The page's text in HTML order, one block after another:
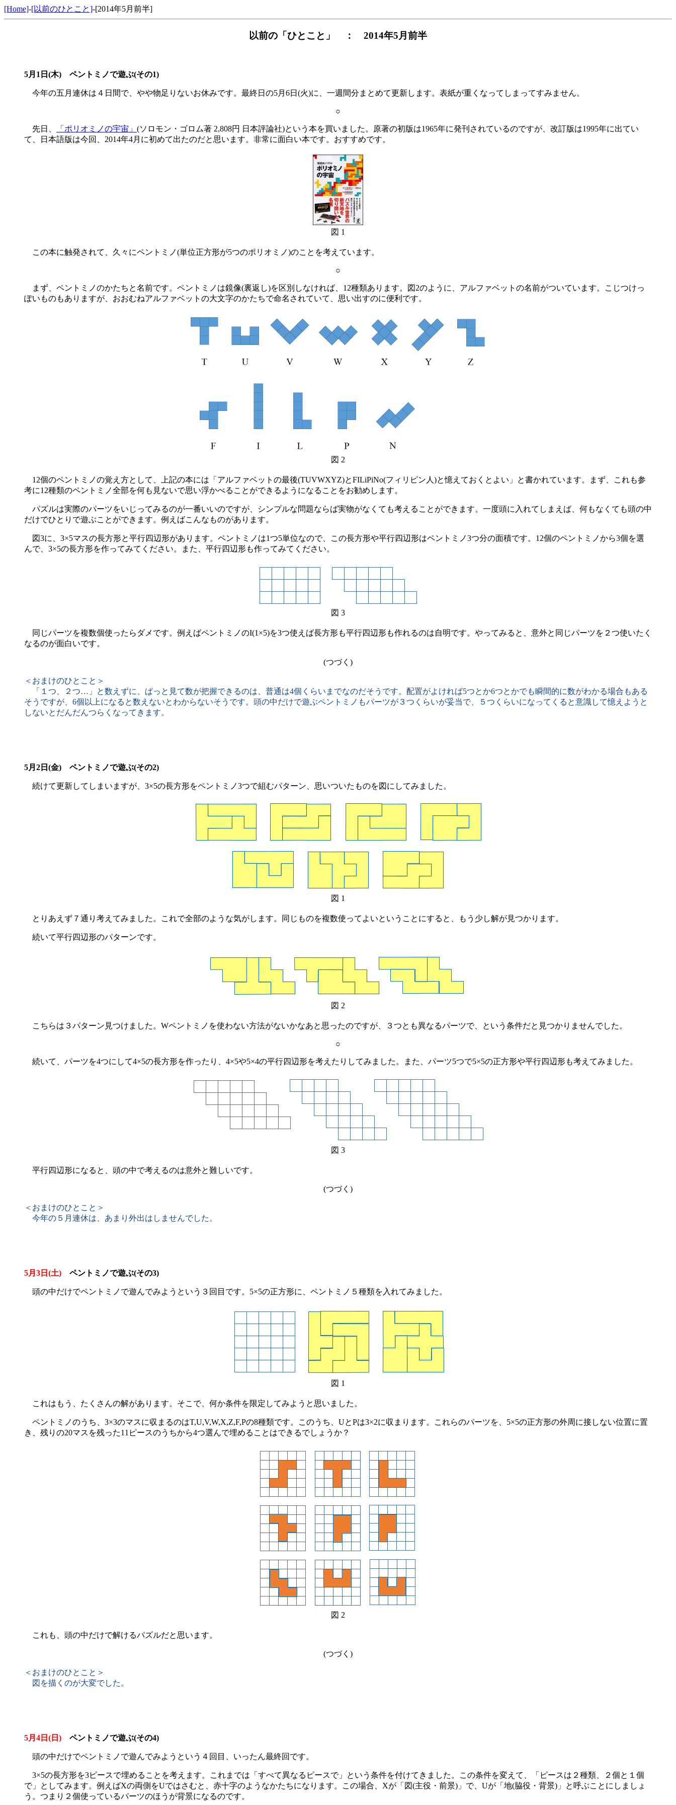
[Home]-[以前のひとこと]-[2014年5月前半]
以前の「ひとこと」 ： 2014年5月前半
5月1日(木) ペントミノで遊ぶ(その1)
今年の五月連休は４日間で、やや物足りないお休みです。最終日の5月6日(火)に、一週間分まとめて更新します。表紙が重くなってしまってすみません。
○
先日、 「ポリオミノの宇宙」 (ソロモン・ゴロム著 2,808円 日本評論社)という本を買いました。原著の初版は1965年に発刊されているのですが、改訂版は1995年に出てい
て、日本語版は今回、2014年4月に初めて出たのだと思います。非常に面白い本です。おすすめです。
図 1
この本に触発されて、久々にペントミノ(単位正方形が5つのポリオミノ)のことを考えています。
○
まず、ペントミノのかたちと名前です。ペントミノは鏡像(裏返し)を区別しなければ、12種類あります。図2のように、アルファベットの名前がついています。こじつけっ
ぽいものもありますが、おおむねアルファベットの大文字のかたちで命名されていて、思い出すのに便利です。
図 2
12個のペントミノの覚え方として、上記の本には「アルファベットの最後(TUVWXYZ)とFILiPiNo(フィリピン人)と憶えておくとよい」と書かれています。まず、これも参
考に12種類のペントミノ全部を何も見ないで思い浮かべることができるようになることをお勧めします。
パズルは実際のパーツをいじってみるのが一番いいのですが、シンプルな問題ならば実物がなくても考えることができます。一度頭に入れてしまえば、何もなくても頭の中
だけでひとりで遊ぶことができます。例えばこんなものがあります。
図3に、3×5マスの長方形と平行四辺形があります。ペントミノは1つ5単位なので、この長方形や平行四辺形はペントミノ3つ分の面積です。12個のペントミノから3個を選
んで、3×5の長方形を作ってみてください。また、平行四辺形も作ってみてください。
図 3
同じパーツを複数個使ったらダメです。例えばペントミノのI(1×5)を3つ使えば長方形も平行四辺形も作れるのは自明です。やってみると、意外と同じパーツを２つ使いたく
なるのが面白いです。
(つづく)
＜おまけのひとこと＞
「１つ、２つ…」と数えずに、ぱっと見て数が把握できるのは、普通は4個くらいまでなのだそうです。配置がよければ5つとか6つとかでも瞬間的に数がわかる場合もある
そうですが、6個以上になると数えないとわからないそうです。頭の中だけで遊ぶペントミノもパーツが３つくらいが妥当で、５つくらいになってくると意識して憶えようと
しないとだんだんつらくなってきます。
5月2日(金) ペントミノで遊ぶ(その2)
続けて更新してしまいますが、3×5の長方形をペントミノ3つで組むパターン、思いついたものを図にしてみました。
図 1
とりあえず７通り考えてみました。これで全部のような気がします。同じものを複数使ってよいということにすると、もう少し解が見つかります。
続いて平行四辺形のパターンです。
図 2
こちらは３パターン見つけました。Wペントミノを使わない方法がないかなあと思ったのですが、３つとも異なるパーツで、という条件だと見つかりませんでした。
○
続いて、パーツを4つにして4×5の長方形を作ったり、4×5や5×4の平行四辺形を考えたりしてみました。また、パーツ5つで5×5の正方形や平行四辺形も考えてみました。
図 3
平行四辺形になると、頭の中で考えるのは意外と難しいです。
(つづく)
＜おまけのひとこと＞
今年の５月連休は、あまり外出はしませんでした。
5月3日(土) ペントミノで遊ぶ(その3)
頭の中だけでペントミノで遊んでみようという３回目です。5×5の正方形に、ペントミノ５種類を入れてみました。
図 1
これはもう、たくさんの解があります。そこで、何か条件を限定してみようと思いました。
ペントミノのうち、3×3のマスに収まるのはT,U,V,W,X,Z,F,Pの8種類です。このうち、UとPは3×2に収まります。これらのパーツを、5×5の正方形の外周に接しない位置に置
き、残りの20マスを残った11ピースのうちから4つ選んで埋めることはできるでしょうか？
図 2
これも、頭の中だけで解けるパズルだと思います。
(つづく)
＜おまけのひとこと＞
図を描くのが大変でした。
5月4日(日) ペントミノで遊ぶ(その4)
頭の中だけでペントミノで遊んでみようという４回目、いったん最終回です。
3×5の長方形を3ピースで埋めることを考えます。これまでは「すべて異なるピースで」という条件を付けてきました。この条件を変えて、「ピースは２種類、２個と１個
で」としてみます。例えばXの両側をUではさむと、赤十字のようなかたちになります。この場合、Xが「図(主役・前景)」で、Uが「地(脇役・背景)」と呼ぶことにしましょ
う。つまり２個使っているパーツのほうが背景になるのです。